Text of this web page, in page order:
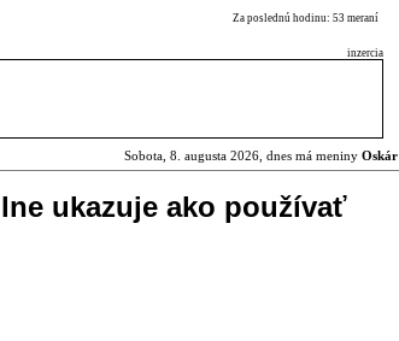
Za poslednú hodinu: 53 meraní
inzercia
Sobota, 8. augusta 2026, dnes má meniny Oskár
ukazuje ako používať